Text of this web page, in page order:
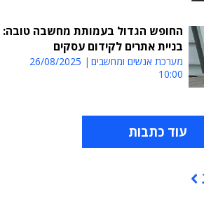
החופש הגדול בעמותת מחשבה טובה:
בניית אתרים לקידום עסקים
מערכת אנשים ומחשבים
26/08/2025
10:00
עוד כתבות